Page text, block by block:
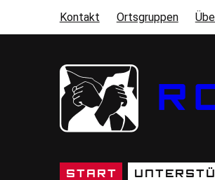
Kontakt Ortsgruppen
Start